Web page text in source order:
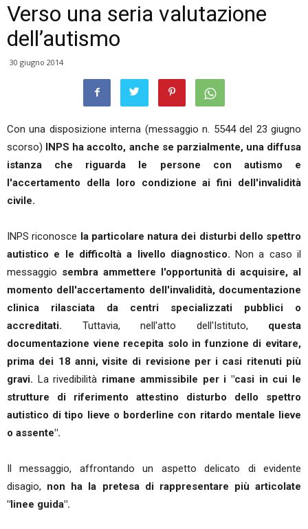
Verso una seria valutazione
dell’autismo
30 giugno 2014
Con una disposizione interna (messaggio n. 5544 del 23 giugno
scorso) INPS ha accolto, anche se parzialmente, una diffusa
istanza che riguarda le persone con autismo e
l'accertamento della loro condizione ai fini dell'invalidità
civile.
INPS riconosce la particolare natura dei disturbi dello spettro
autistico e le difficoltà a livello diagnostico. Non a caso il
messaggio sembra ammettere l'opportunità di acquisire, al
momento dell'accertamento dell'invalidità, documentazione
clinica rilasciata da centri specializzati pubblici o
accreditati. Tuttavia, nell'atto dell'Istituto, questa
documentazione viene recepita solo in funzione di evitare,
prima dei 18 anni, visite di revisione per i casi ritenuti più
gravi. La rivedibilità rimane ammissibile per i "casi in cui le
strutture di riferimento attestino disturbo dello spettro
autistico di tipo lieve o borderline con ritardo mentale lieve
o assente".
Il messaggio, affrontando un aspetto delicato di evidente
disagio, non ha la pretesa di rappresentare più articolate
"linee guida".